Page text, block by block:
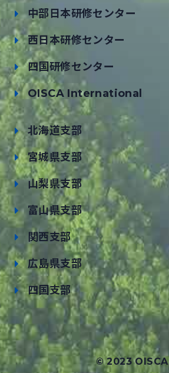
中部日本研修センター
西日本研修センター
四国研修センター
OISCA International
北海道支部
宮城県支部
山梨県支部
富山県支部
関西支部
広島県支部
四国支部
© 2023 OISCA